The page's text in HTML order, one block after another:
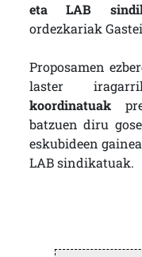
eta LAB
ordezkariak
Proposamen
laster
koordinatuak
batzuen diru
eskubideen
LAB sindikatuak.